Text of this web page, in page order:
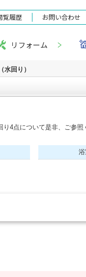
覧履歴 お問い合わせ
リフォーム
水回り）
4点について是非、ご参照
浴